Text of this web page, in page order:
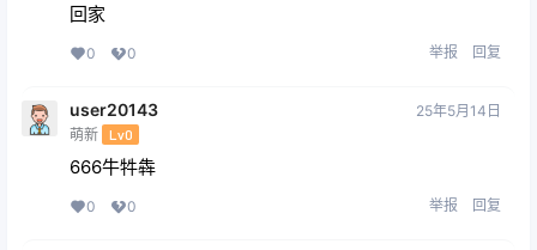
回家
0 0 举报 回复
user20143
萌新 Lv0
25年5月14日
666牛牪犇
0 0 举报 回复